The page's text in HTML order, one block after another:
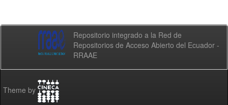
Repositorio integrado a la Red de
Repositorios de Acceso Abierto del Ecuador -
RRAAE
Theme by